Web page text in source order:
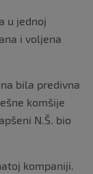
u jednoj
i voljena
bila predivna
komšije
N.Š. bio
kompaniji.